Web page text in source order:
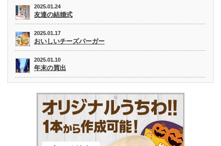
2025.01.24
友達の結婚式
2025.01.17
おいしいチーズバーガー
2025.01.10
年末の買出